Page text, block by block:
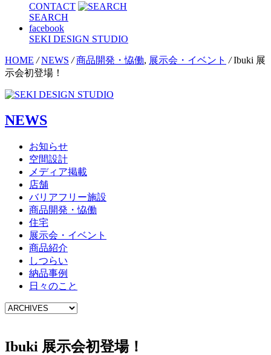
CONTACT
SEARCH
facebook
SEKI DESIGN STUDIO
HOME / NEWS / 商品開発・恊働, 展示会・イベント / Ibuki 展
示会初登場！
NEWS
お知らせ
空間設計
メディア掲載
店舗
バリアフリー施設
商品開発・恊働
住宅
展示会・イベント
商品紹介
しつらい
納品事例
日々のこと
Ibuki 展示会初登場！